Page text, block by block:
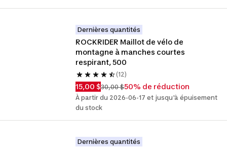
Dernières quantités
ROCKRIDER Maillot de vélo de
montagne à manches courtes
respirant, 500
(12)
15,00 $30,00 $50% de réduction
À partir du 2026-06-17 et jusqu'à épuisement
du stock
Dernières quantités